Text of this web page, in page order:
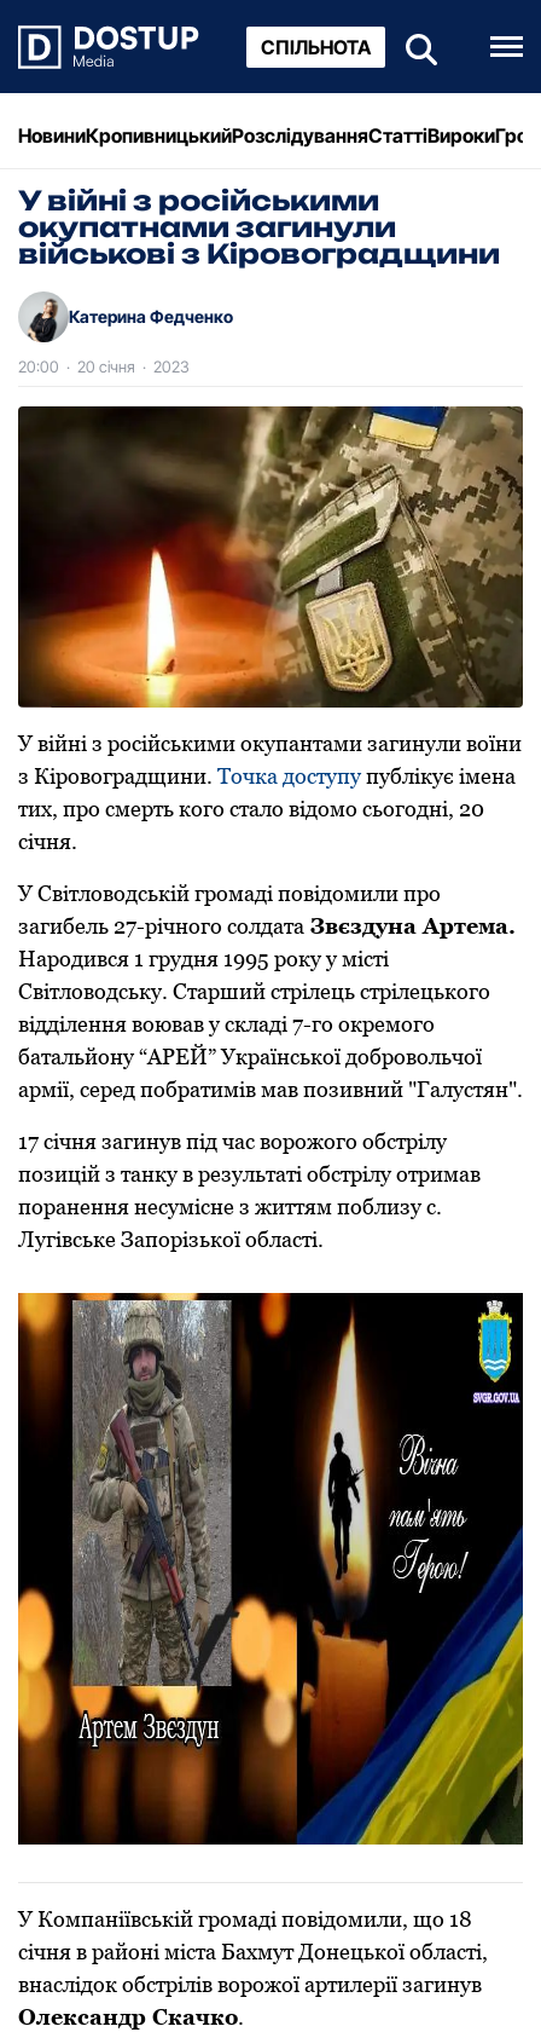
СПІЛЬНОТА
НовиниКропивницькийРозслідуванняСтаттіВироки
У війні з російськими
окупатнами загинули
військові з Кіровоградщини
Катерина Федченко
20:00 · 20 січня · 2023
У війні з російськими окупантами загинули воїни
з Кіровоградщини. Точка доступупублікує імена
тих, про смерть кого стало відомо сьогодні, 20
січня.
У Світловодській громаді повідомили про
загибель 27-річного солдата Звєздуна Артема.
Народився 1 грудня 1995 року у місті
Світловодську. Старший стрілець стрілецького
відділення воював у складі 7-го окремого
батальйону “АРЕЙ” Української добровольчої
армії, серед побратимів мав позивний "Галустян".
17 січня загинув під час ворожого обстрілу
позицій з танку в результаті обстрілу отримав
поранення несумісне з життям поблизу с.
Лугівське Запорізької області.
У Компаніївській громаді повідомили, що 18
січня в районі міста Бахмут Донецької області,
внаслідок обстрілів ворожої артилерії загинув
Олександр Скачко.